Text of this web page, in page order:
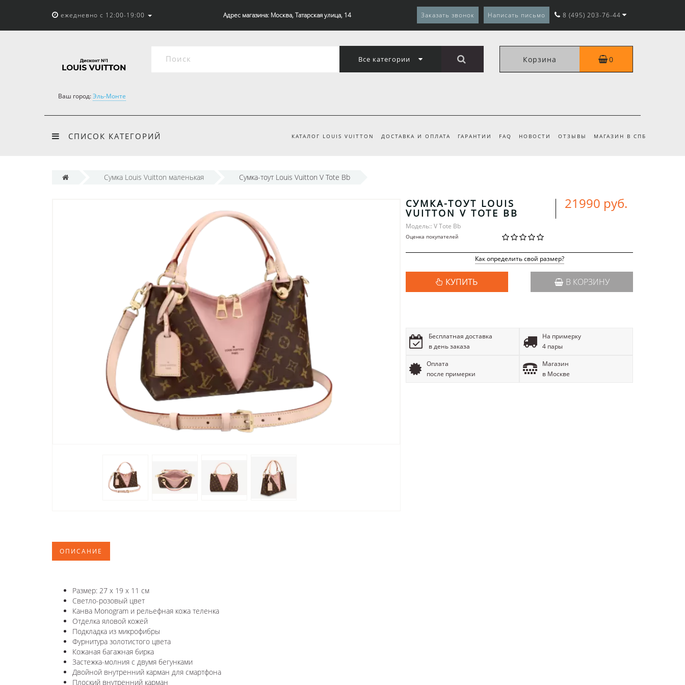
ежедневно с 12:00-19:00 Адрес магазина: Москва, Татарская улица, 14 Заказать звонок Написать письмо 8 (495) 203-76-44
Все категории Корзина 0
Ваш город:Эль-Монте
СПИСОК КАТЕГОРИЙ КАТАЛОГ LOUIS VUITTON ДОСТАВКА И ОПЛАТА ГАРАНТИИ FAQ НОВОСТИ ОТЗЫВЫ МАГАЗИН В СПБ
Cумка Louis Vuitton маленькая Сумка-тоут Louis Vuitton V Tote Bb
СУМКА-ТОУТ LOUIS
VUITTON V TOTE BB
Модель:: V Tote Bb
Оценка покупателей
21990 руб.
Как определить свой размер?
КУПИТЬ В КОРЗИНУ
Бесплатная доставка
в день заказа
На примерку
4 пары
Оплата
после примерки
Магазин
в Москве
ОПИСАНИЕ
Размер: 27 x 19 x 11 см
Светло-розовый цвет
Канва Monogram и рельефная кожа теленка
Отделка яловой кожей
Подкладка из микрофибры
Фурнитура золотистого цвета
Кожаная багажная бирка
Застежка-молния с двумя бегунками
Двойной внутренний карман для смартфона
Плоский внутренний карман